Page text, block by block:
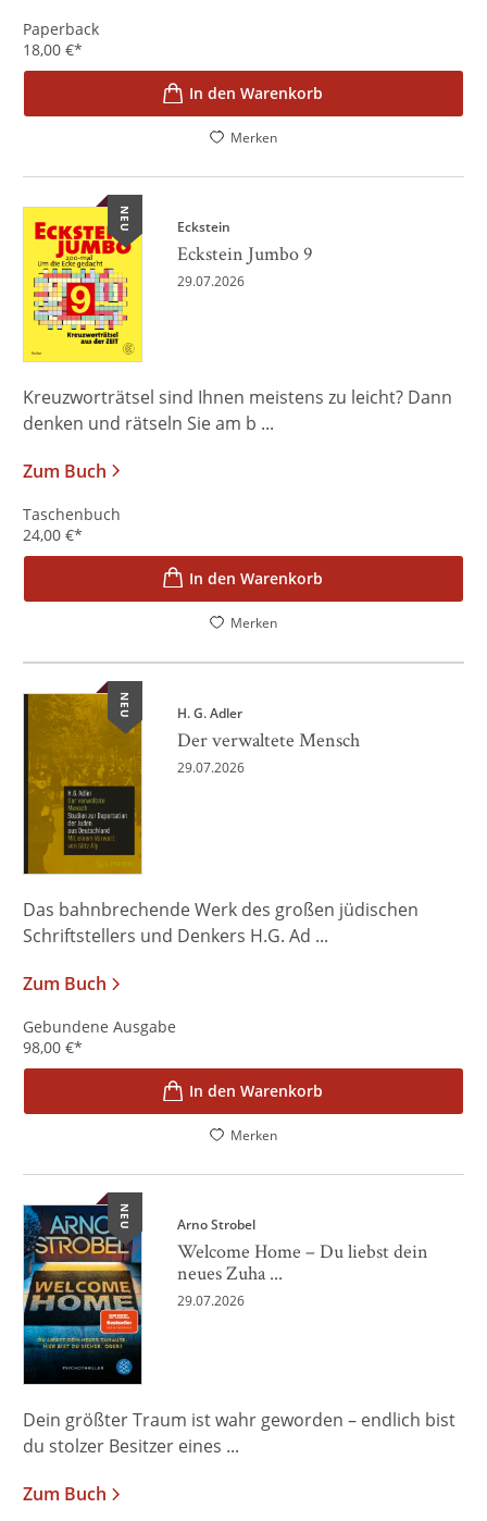
Paperback
18,00 €*
In den Warenkorb
Merken
NEU Eckstein
Eckstein Jumbo 9
29.07.2026
Kreuzworträtsel sind Ihnen meistens zu leicht? Dann
denken und rätseln Sie am b ...
Zum Buch
Taschenbuch
24,00 €*
In den Warenkorb
Merken
NEU H. G. Adler
Der verwaltete Mensch
29.07.2026
Das bahnbrechende Werk des großen jüdischen
Schriftstellers und Denkers H.G. Ad ...
Zum Buch
Gebundene Ausgabe
98,00 €*
In den Warenkorb
Merken
NEU Arno Strobel
Welcome Home – Du liebst dein
neues Zuha ...
29.07.2026
Dein größter Traum ist wahr geworden – endlich bist
du stolzer Besitzer eines ...
Zum Buch